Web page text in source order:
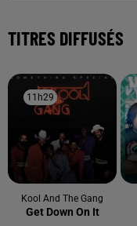
TITRES DIFFUSÉS
11h29
11h29
Kool And The Gang
Get Down On It